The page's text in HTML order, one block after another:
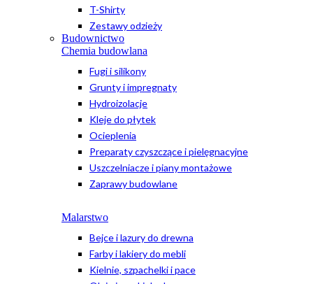
T-Shirty
Zestawy odzieży
Budownictwo
Chemia budowlana
Fugi i silikony
Grunty i impregnaty
Hydroizolacje
Kleje do płytek
Ocieplenia
Preparaty czyszczące i pielęgnacyjne
Uszczelniacze i piany montażowe
Zaprawy budowlane
Malarstwo
Bejce i lazury do drewna
Farby i lakiery do mebli
Kielnie, szpachelki i pace